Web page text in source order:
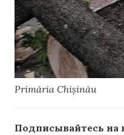
Primăria Chișinău
Подписывайтесь на